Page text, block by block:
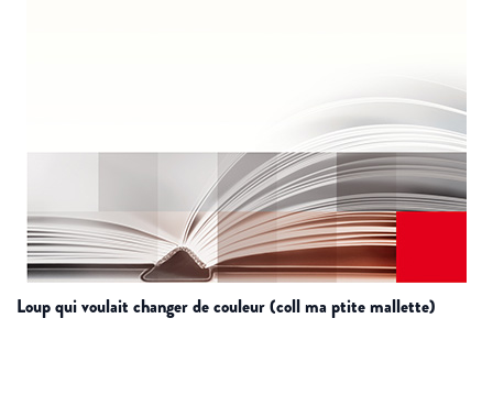
loup qui voulait changer de couleur (coll ma ptite mallette)